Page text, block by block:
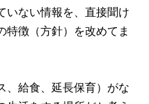
いない情報を、直接聞け
特徴（方針）を改めてま
給食、延長保育）がな